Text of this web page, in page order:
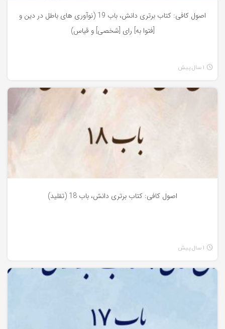
اصول کافی: کتاب برتری دانش، باب 19 (نوآوری های باطل در دین و
[فتوا به] رای [شخصی] و قیاس)
1 سال پیش
اصول کافی: کتاب برتری دانش، باب 18 (تقلید)
1 سال پیش